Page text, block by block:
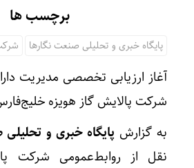
برچسب ها
پایگاه خبری و تحلیلی صنعت نگارها
آغاز ارزیابی تخصصی مدیریت
شرکت پالایش گاز هویزه
به گزارش پایگاه خبری و
نقل از روابط‌عمومی شرکت